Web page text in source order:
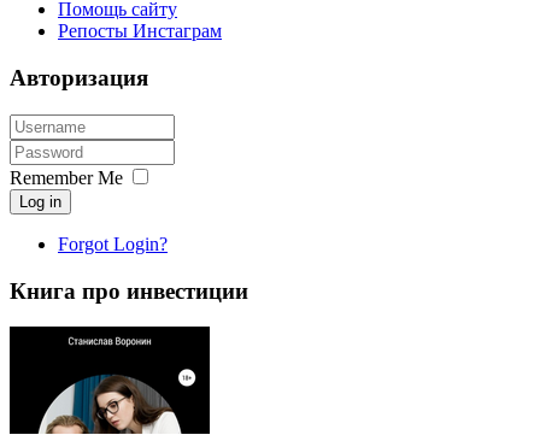
Помощь сайту
Репосты Инстаграм
Авторизация
Remember Me
Log in
Forgot Login?
Книга про инвестиции